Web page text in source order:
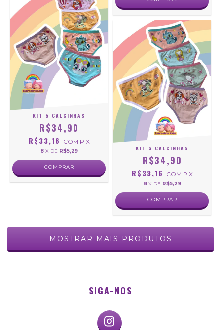
KIT 5 CALCINHAS
R$34,90
R$33,16 COM PIX
8 X DE R$5,29
COMPRAR
KIT 5 CALCINHAS
R$34,90
R$33,16 COM PIX
8 X DE R$5,29
COMPRAR
MOSTRAR MAIS PRODUTOS
SIGA-NOS